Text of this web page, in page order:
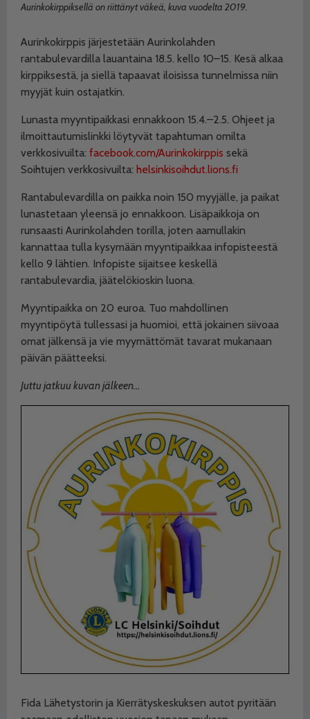
Aurinkokirppiksellä on riittänyt väkeä, kuva vuodelta 2019.
Aurinkokirppis järjestetään Aurinkolahden
rantabulevardilla lauantaina 18.5. kello 10–15. Kesä alkaa
kirppiksestä, ja siellä tapaavat iloisissa tunnelmissa niin
myyjät kuin ostajatkin.
Lunasta myyntipaikkasi ennakkoon 15.4.–2.5. Ohjeet ja
ilmoittautumislinkki löytyvät tapahtuman omilta
verkkosivuilta: facebook.com/Aurinkokirppis sekä
Soihtujen verkkosivuilta: helsinkisoihdut.lions.fi
Rantabulevardilla on paikka noin 150 myyjälle, ja paikat
lunastetaan yleensä jo ennakkoon. Lisäpaikkoja on
runsaasti Aurinkolahden torilla, joten aamullakin
kannattaa tulla kysymään myyntipaikkaa infopisteestä
kello 9 lähtien. Infopiste sijaitsee keskellä
rantabulevardia, jäätelökioskin luona.
Myyntipaikka on 20 euroa. Tuo mahdollinen
myyntipöytä tullessasi ja huomioi, että jokainen siivoaa
omat jälkensä ja vie myymättömät tavarat mukanaan
päivän päätteeksi.
Juttu jatkuu kuvan jälkeen…
Fida Lähetystorin ja Kierrätyskeskuksen autot pyritään